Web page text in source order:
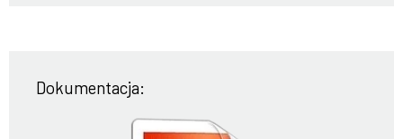
Dokumentacja: